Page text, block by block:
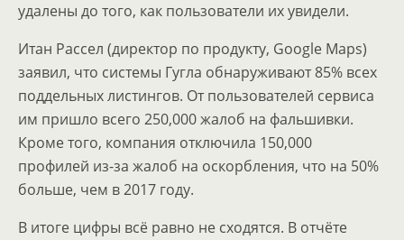
удалены до того, как пользователи их увидели.
Итан Рассел (директор по продукту, Google Maps)
заявил, что системы Гугла обнаруживают 85% всех
поддельных листингов. От пользователей сервиса
им пришло всего 250,000 жалоб на фальшивки.
Кроме того, компания отключила 150,000
профилей из-за жалоб на оскорбления, что на 50%
больше, чем в 2017 году.
В итоге цифры всё равно не сходятся. В отчёте